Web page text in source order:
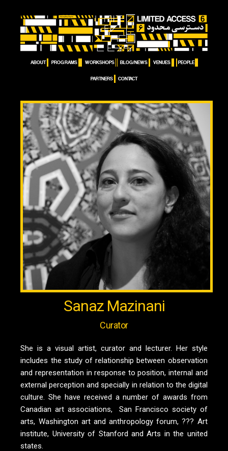
ABOUT PROGRAMS WORKSHOPS BLOG/NEWS VENUES PEOPLE
PARTNERS CONTACT
Sanaz Mazinani
Curator
She is a visual artist, curator and lecturer. Her style
includes the study of relationship between observation
and representation in response to position, internal and
external perception and specially in relation to the digital
culture. She have received a number of awards from
Canadian art associations, San Francisco society of
arts, Washington art and anthropology forum, ??? Art
institute, University of Stanford and Arts in the united
states.